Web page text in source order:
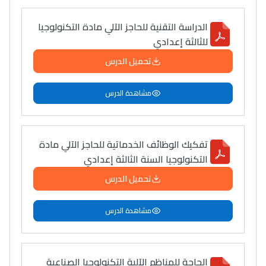
المبدع فمجال الديكور و
النحت اللي كيحلم يحيي
أكادير أوفلا
سقطت فالباك و سنة
2011 بدّلاتني بزّاف، مسار
إلياس أريدال، إطار
فمنظّمة دولية
مهنة التّرجمة، العمل
التّطوّعي، التّشبيك و
أشياء أخرى مع مامودو
سامورا
بطلة المغرب فالقفز
الطولي، ملاك البردع
كتحكي على تجربتها
فالرّياضة و الدّراسة
الدراسة التقنية للحاجز الآلي مادة التكنولوجيا
للثالثة إعدادي
تحميل الدرس
مشاهدة الدرس
تفكيك الوظائف الخدماتية للحاجز الآلي مادة
التكنولوجيا السنة الثالثة إعدادي
تحميل الدرس
مشاهدة الدرس
الحاجة للمناظم الآلية التكنولوجيا الصناعية